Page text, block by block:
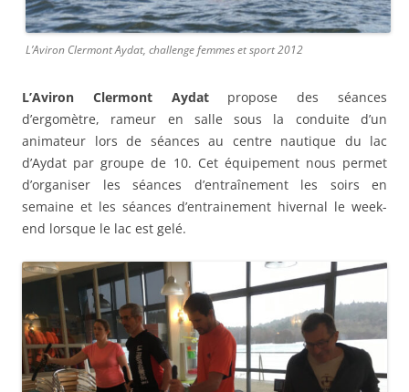
L’Aviron Clermont Aydat, challenge femmes et sport 2012
L’Aviron Clermont Aydatpropose des séances
d’ergomètre, rameur en salle sous la conduite d’un
animateur lors de séances au centre nautique du lac
d’Aydat par groupe de 10. Cet équipement nous permet
d’organiser les séances d’entraînement les soirs en
semaine et les séances d’entrainement hivernal le week-
end lorsque le lac est gelé.